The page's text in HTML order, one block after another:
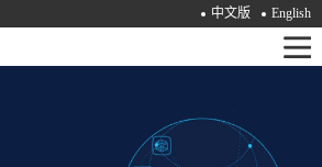
中文版 English